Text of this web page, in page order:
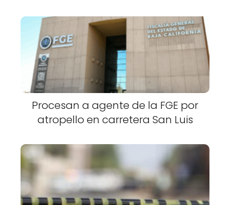
Procesan a agente de la FGE por
atropello en carretera San Luis